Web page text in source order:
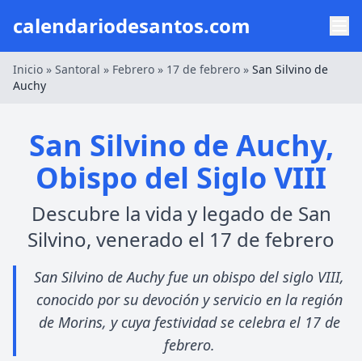
calendariodesantos.com
Inicio » Santoral » Febrero » 17 de febrero » San Silvino de
Auchy
San Silvino de Auchy,
Obispo del Siglo VIII
Descubre la vida y legado de San
Silvino, venerado el 17 de febrero
San Silvino de Auchy fue un obispo del siglo VIII,
conocido por su devoción y servicio en la región
de Morins, y cuya festividad se celebra el 17 de
febrero.